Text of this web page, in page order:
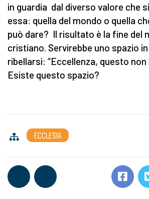
in guardia dal diverso valore che
essa: quella del mondo o quella
può dare? Il risultato è la fine del
cristiano. Servirebbe uno spazio
ribellarsi: “Eccellenza, questo
Esiste questo spazio?
ECCLESIA